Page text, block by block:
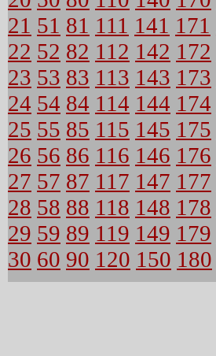
21 51 81 111 141 171
22 52 82 112 142 172
23 53 83 113 143 173
24 54 84 114 144 174
25 55 85 115 145 175
26 56 86 116 146 176
27 57 87 117 147 177
28 58 88 118 148 178
29 59 89 119 149 179
30 60 90 120 150 180